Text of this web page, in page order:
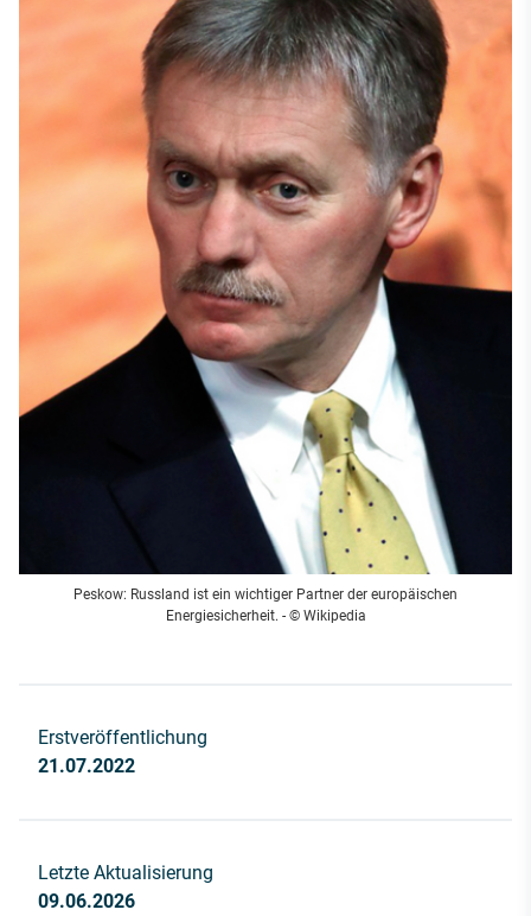
Peskow: Russland ist ein wichtiger Partner der europäischen
Energiesicherheit. - © Wikipedia
Erstveröffentlichung
21.07.2022
Letzte Aktualisierung
09.06.2026